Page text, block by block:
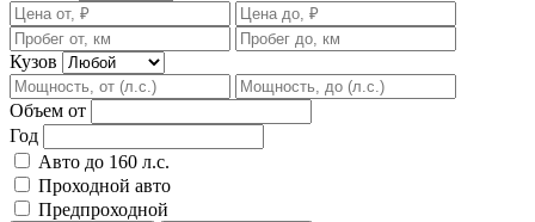
Кузов
Объем от
Год
Авто до 160 л.с.
Проходной авто
Предпроходной